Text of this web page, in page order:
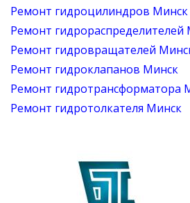
Ремонт гидроцилиндров Минск
Ремонт гидрораспределителей
Ремонт гидровращателей
Ремонт гидроклапанов Минск
Ремонт гидротрансформатора
Ремонт гидротолкателя Минск